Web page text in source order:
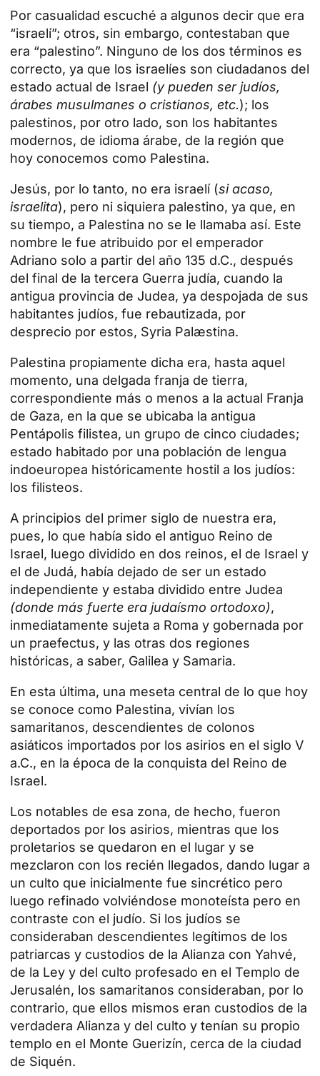
Por casualidad escuché a algunos decir que era
“israelí”; otros, sin embargo, contestaban que
era “palestino”. Ninguno de los dos términos es
correcto, ya que los israelíes son ciudadanos del
estado actual de Israel (y pueden ser judíos,
árabes musulmanes o cristianos, etc.); los
palestinos, por otro lado, son los habitantes
modernos, de idioma árabe, de la región que
hoy conocemos como Palestina.
Jesús, por lo tanto, no era israelí (si acaso,
israelita), pero ni siquiera palestino, ya que, en
su tiempo, a Palestina no se le llamaba así. Este
nombre le fue atribuido por el emperador
Adriano solo a partir del año 135 d.C., después
del final de la tercera Guerra judía, cuando la
antigua provincia de Judea, ya despojada de sus
habitantes judíos, fue rebautizada, por
desprecio por estos, Syria Palæstina.
Palestina propiamente dicha era, hasta aquel
momento, una delgada franja de tierra,
correspondiente más o menos a la actual Franja
de Gaza, en la que se ubicaba la antigua
Pentápolis filistea, un grupo de cinco ciudades;
estado habitado por una población de lengua
indoeuropea históricamente hostil a los judíos:
los filisteos.
A principios del primer siglo de nuestra era,
pues, lo que había sido el antiguo Reino de
Israel, luego dividido en dos reinos, el de Israel y
el de Judá, había dejado de ser un estado
independiente y estaba dividido entre Judea
(donde más fuerte era judaísmo ortodoxo),
inmediatamente sujeta a Roma y gobernada por
un praefectus, y las otras dos regiones
históricas, a saber, Galilea y Samaria.
En esta última, una meseta central de lo que hoy
se conoce como Palestina, vivían los
samaritanos, descendientes de colonos
asiáticos importados por los asirios en el siglo V
a.C., en la época de la conquista del Reino de
Israel.
Los notables de esa zona, de hecho, fueron
deportados por los asirios, mientras que los
proletarios se quedaron en el lugar y se
mezclaron con los recién llegados, dando lugar a
un culto que inicialmente fue sincrético pero
luego refinado volviéndose monoteísta pero en
contraste con el judío. Si los judíos se
consideraban descendientes legítimos de los
patriarcas y custodios de la Alianza con Yahvé,
de la Ley y del culto profesado en el Templo de
Jerusalén, los samaritanos consideraban, por lo
contrario, que ellos mismos eran custodios de la
verdadera Alianza y del culto y tenían su propio
templo en el Monte Guerizín, cerca de la ciudad
de Siquén.